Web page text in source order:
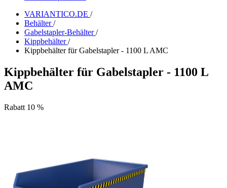
VARIANTICO.DE /
Behälter /
Gabelstapler-Behälter /
Kippbehälter /
Kippbehälter für Gabelstapler - 1100 L AMC
Kippbehälter für Gabelstapler - 1100 L
AMC
Rabatt 10 %